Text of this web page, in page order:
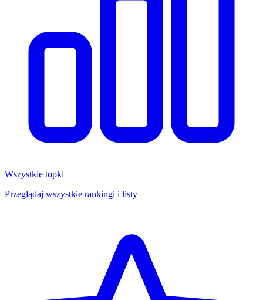
Wszystkie topki
Przeglądaj wszystkie rankingi i listy